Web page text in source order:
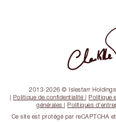
2013-2026 © Islestarr
| Politique de confidentialité |Politique
générales |Politiques
Ce site est protégé par reCAPTCHA